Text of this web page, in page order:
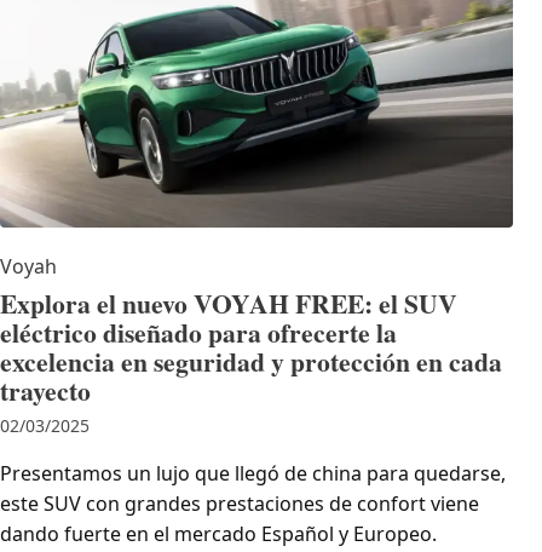
Voyah
Explora el nuevo VOYAH FREE: el SUV
eléctrico diseñado para ofrecerte la
excelencia en seguridad y protección en cada
trayecto
02/03/2025
Presentamos un lujo que llegó de china para quedarse,
este SUV con grandes prestaciones de confort viene
dando fuerte en el mercado Español y Europeo.